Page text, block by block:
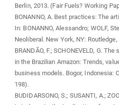
Berlin, 2013. (Fair Fuels? Working
BONANNO, A. Best practices: The
In: BONANNO, Alessandro; WOLF,
Neoliberal. New York, NY: Routledge,
BRANDÃO, F.; SCHONEVELD, G.
in the Brazilian Amazon: Trends,
business models. Bogor, Indonesia:
198).
BUDIDARSONO, S.; SUSANTI, A.;